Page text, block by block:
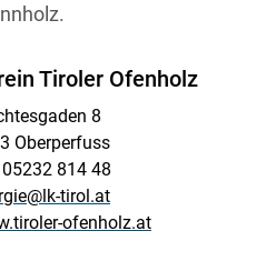
Tiroler Ofenholz
8
Oberperfuss
814 48
tirol.at
ofenholz.at